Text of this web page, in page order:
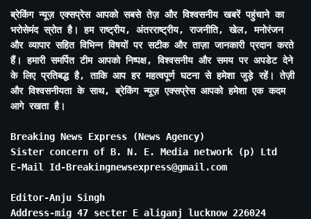
ब्रेकिंग न्यूज़ एक्सप्रेस आपको सबसे तेज़ और विश्वसनीय खबरें पहुंचाने का
भरोसेमंद स्रोत है। हम राष्ट्रीय, अंतरराष्ट्रीय, राजनीति, खेल, मनोरंजन
और व्यापार सहित विभिन्न विषयों पर सटीक और ताज़ा जानकारी प्रदान करते
हैं। हमारी समर्पित टीम आपको निष्पक्ष, विश्वसनीय और समय पर अपडेट देने
के लिए प्रतिबद्ध है, ताकि आप हर महत्वपूर्ण घटना से हमेशा जुड़े रहें। तेज़ी
और विश्वसनीयता के साथ, ब्रेकिंग न्यूज़ एक्सप्रेस आपको हमेशा एक कदम
आगे रखता है।
Breaking News Express (News Agency)
Sister concern of B. N. E. Media network (p) Ltd
E-Mail Id-Breakingnewsexpress@gmail.com
Editor-Anju Singh
Address-mig 47 secter E aliganj lucknow 226024